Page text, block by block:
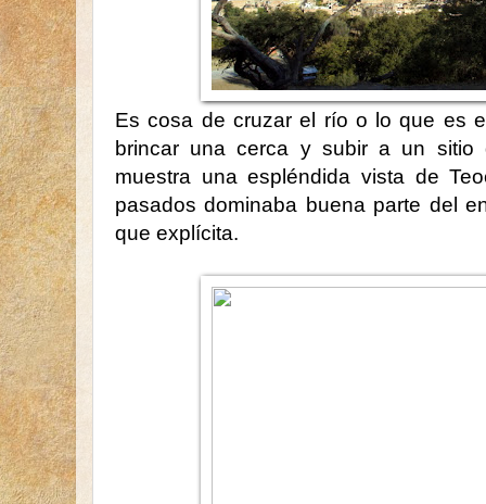
Es cosa de cruzar el río o lo que es
brincar una cerca y subir a un sitio
muestra una espléndida vista de
pasados dominaba buena parte del
que explícita.